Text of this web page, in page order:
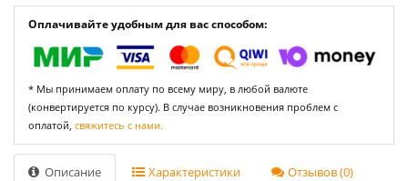
Оплачивайте удобным для вас способом:
* Мы принимаем оплату по всему миру, в любой валюте
(конвертируется по курсу). В случае возникновения проблем с
оплатой, свяжитесь с нами.
Описание Характеристики Отзывов (0)